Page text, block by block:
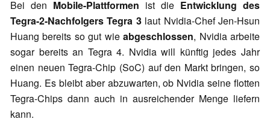
Bei den Mobile-Plattformen ist die Entwicklung des
Tegra-2-Nachfolgers Tegra 3laut Nvidia-Chef Jen-Hsun
Huang bereits so gut wieabgeschlossen, Nvidia arbeite
sogar bereits an Tegra 4. Nvidia will künftig jedes Jahr
einen neuen Tegra-Chip (SoC) auf den Markt bringen, so
Huang. Es bleibt aber abzuwarten, ob Nvidia seine flotten
Tegra-Chips dann auch in ausreichender Menge liefern
kann.